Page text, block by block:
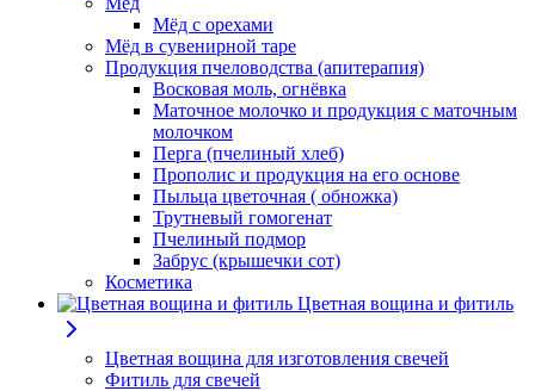
Мёд с орехами
Мёд в сувенирной таре
Продукция пчеловодства (апитерапия)
Восковая моль, огнёвка
Маточное молочко и продукция с маточным
молочком
Перга (пчелиный хлеб)
Прополис и продукция на его основе
Пыльца цветочная ( обножка)
Трутневый гомогенат
Пчелиный подмор
Забрус (крышечки сот)
Косметика
Цветная вощина и фитиль
Цветная вощина для изготовления свечей
Фитиль для свечей